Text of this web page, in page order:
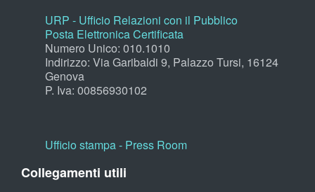
URP - Ufficio Relazioni con il Pubblico
Posta Elettronica Certificata
Numero Unico: 010.1010
Indirizzo: Via Garibaldi 9, Palazzo Tursi, 16124
Genova
P. Iva: 00856930102
Ufficio stampa - Press Room
Collegamenti utili